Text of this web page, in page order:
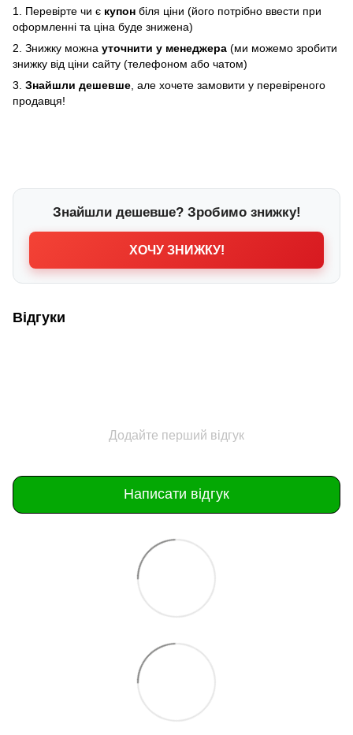
1. Перевірте чи є купон біля ціни (його потрібно ввести при
оформленні та ціна буде знижена)
2. Знижку можна уточнити у менеджера (ми можемо зробити
знижку від ціни сайту (телефоном або чатом)
3. Знайшли дешевше , але хочете замовити у перевіреного
продавця!
Знайшли дешевше? Зробимо знижку!
ХОЧУ ЗНИЖКУ!
Відгуки
Додайте перший відгук
Написати відгук